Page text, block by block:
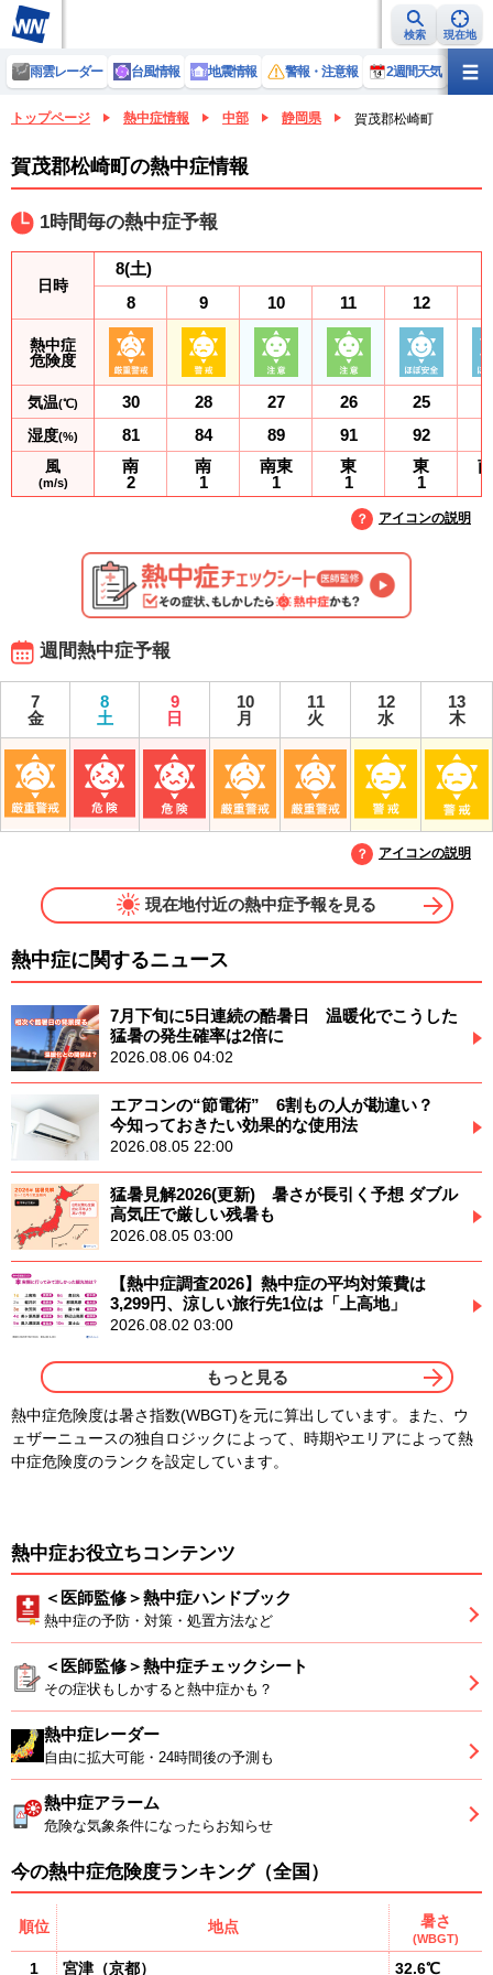
検索 現在地
雨雲レーダー 台風情報 地震情報 警報・注意報 2週間天気 ラ
トップページ 熱中症情報 中部 静岡県 賀茂郡松崎町
賀茂郡松崎町の熱中症情報
1時間毎の熱中症予報
日時
熱中症
危険度
気温(℃)
湿度(%)
風
(m/s)
8(土)
8
30
81
南
2
9
28
84
南
1
10
27
89
南東
1
11
26
91
東
1
12
25
92
東
1
アイコンの説明
週間熱中症予報
7
金
8
土
9
日
10
月
11
火
12
水
13
木
アイコンの説明
現在地付近の熱中症予報を見る
熱中症に関するニュース
7月下旬に5日連続の酷暑日 温暖化でこうした
猛暑の発生確率は2倍に
2026.08.06 04:02
エアコンの“節電術” 6割もの人が勘違い？
今知っておきたい効果的な使用法
2026.08.05 22:00
猛暑見解2026(更新) 暑さが長引く予想 ダブル
高気圧で厳しい残暑も
2026.08.05 03:00
【熱中症調査2026】熱中症の平均対策費は
3,299円、涼しい旅行先1位は「上高地」
2026.08.02 03:00
もっと見る
熱中症危険度は暑さ指数(WBGT)を元に算出しています。また、ウ
ェザーニュースの独自ロジックによって、時期やエリアによって熱
中症危険度のランクを設定しています。
熱中症お役立ちコンテンツ
＜医師監修＞熱中症ハンドブック
熱中症の予防・対策・処置方法など
＜医師監修＞熱中症チェックシート
その症状もしかすると熱中症かも？
熱中症レーダー
自由に拡大可能・24時間後の予測も
熱中症アラーム
危険な気象条件になったらお知らせ
今の熱中症危険度ランキング（全国）
順位 地点 暑さ
(WBGT)
1 宮津 （京都） 32.6℃